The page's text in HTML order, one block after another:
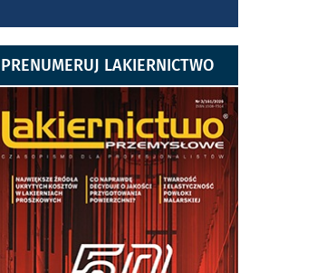
PRENUMERUJ LAKIERNICTWO